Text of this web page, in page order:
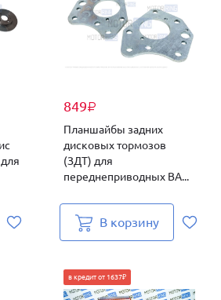
849₽
Планшайбы задних
дисковых тормозов
(ЗДТ) для
переднеприводных ВА...
В корзину
в кредит от 1637₽